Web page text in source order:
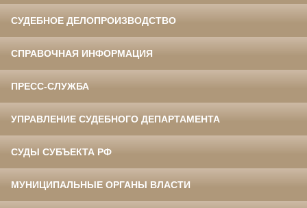
СУДЕБНОЕ ДЕЛОПРОИЗВОДСТВО
СПРАВОЧНАЯ ИНФОРМАЦИЯ
ПРЕСС-СЛУЖБА
УПРАВЛЕНИЕ СУДЕБНОГО ДЕПАРТАМЕНТА
СУДЫ СУБЪЕКТА РФ
МУНИЦИПАЛЬНЫЕ ОРГАНЫ ВЛАСТИ